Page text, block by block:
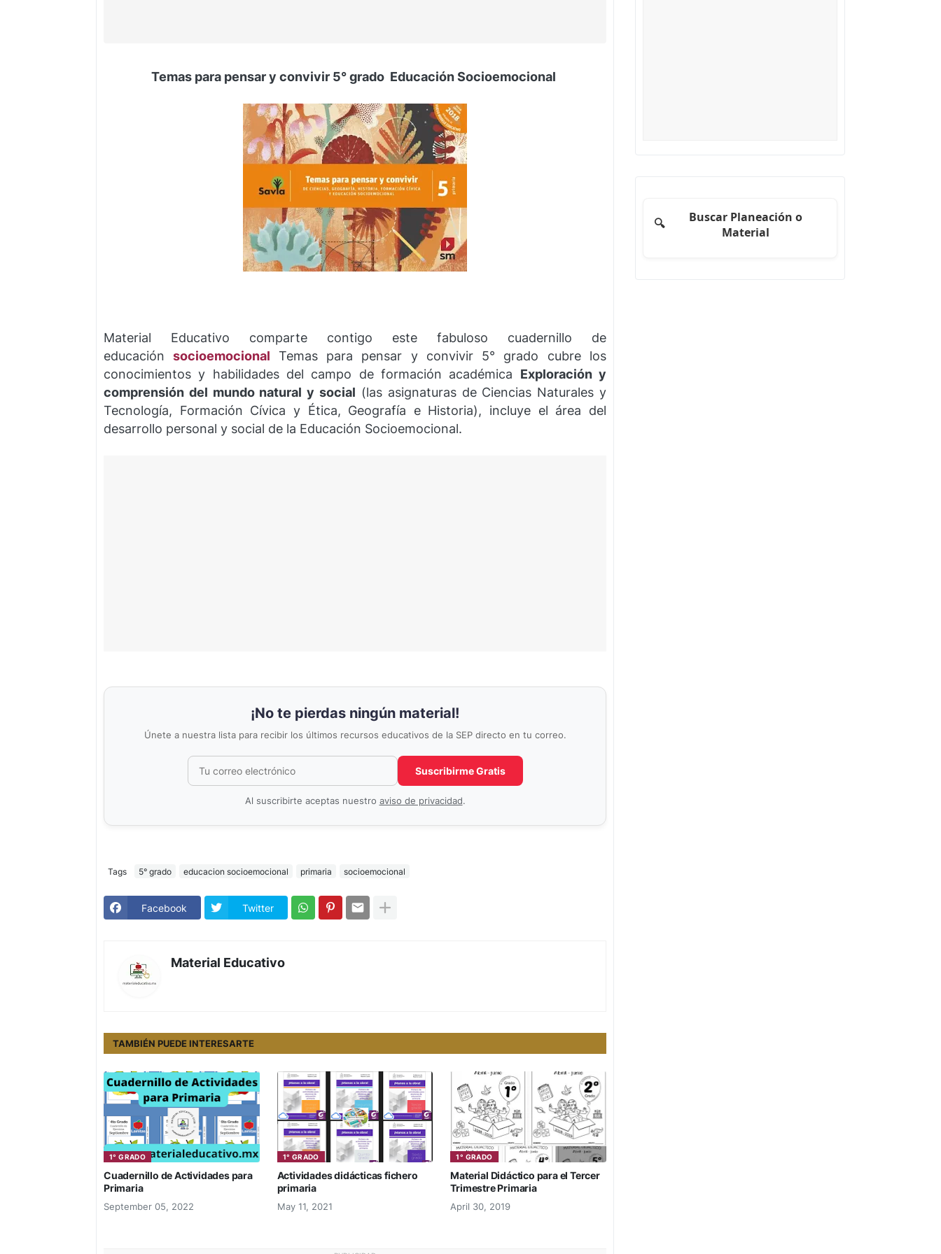
Temas para pensar y convivir 5° grado Educación Socioemocional
Material Educativo comparte contigo este fabuloso cuadernillo de
educaciónsocioemocional Temas para pensar y convivir 5° grado cubre los
conocimientos y habilidades del campo de formación académica Exploración y
comprensión del mundo natural y social (las asignaturas de Ciencias Naturales y
Tecnología, Formación Cívica y Ética, Geografía e Historia), incluye el área del
desarrollo personal y social de la Educación Socioemocional.
¡No te pierdas ningún material!
Únete a nuestra lista para recibir los últimos recursos educativos de la SEP directo en tu correo.
Correo electrónico
No completar este campo
Suscribirme Gratis
Al suscribirte aceptas nuestro aviso de privacidad.
Tags 5° grado educacion socioemocional primaria socioemocional
Facebook Twitter
Material Educativo
TAMBIÉN PUEDE INTERESARTE
1° GRADO
Cuadernillo de Actividades para
Primaria
September 05, 2022
1° GRADO
Actividades didácticas fichero
primaria
May 11, 2021
1° GRADO
Material Didáctico para el Tercer
Trimestre Primaria
April 30, 2019
🔍
Buscar Planeación o
Material